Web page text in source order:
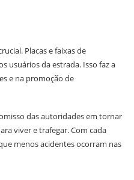
Placas e faixas de
usuários da estrada. Isso faz a
e na promoção de
das autoridades em tornar
viver e trafegar. Com cada
menos acidentes ocorram nas